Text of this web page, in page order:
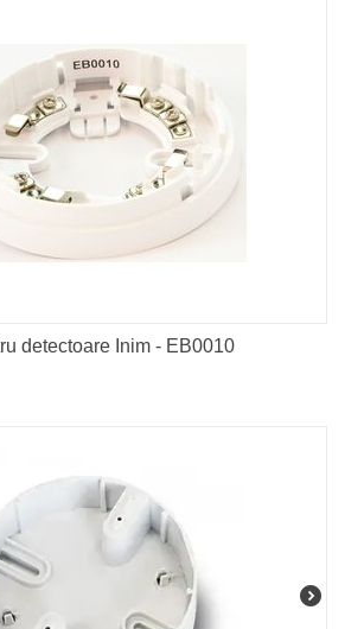
detectoare Inim - EB0010